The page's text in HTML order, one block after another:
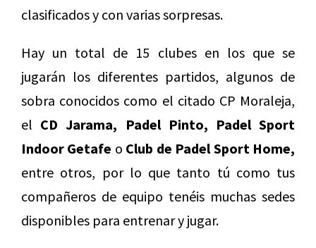
clasificados y con varias sorpresas.
Hay un total de 15 clubes en los que se
jugarán los diferentes partidos, algunos de
sobra conocidos como el citado CP Moraleja,
el CD Jarama, Padel Pinto, Padel Sport
Indoor Getafe o Club de Padel Sport Home,
entre otros, por lo que tanto tú como tus
compañeros de equipo tenéis muchas sedes
disponibles para entrenar y jugar.